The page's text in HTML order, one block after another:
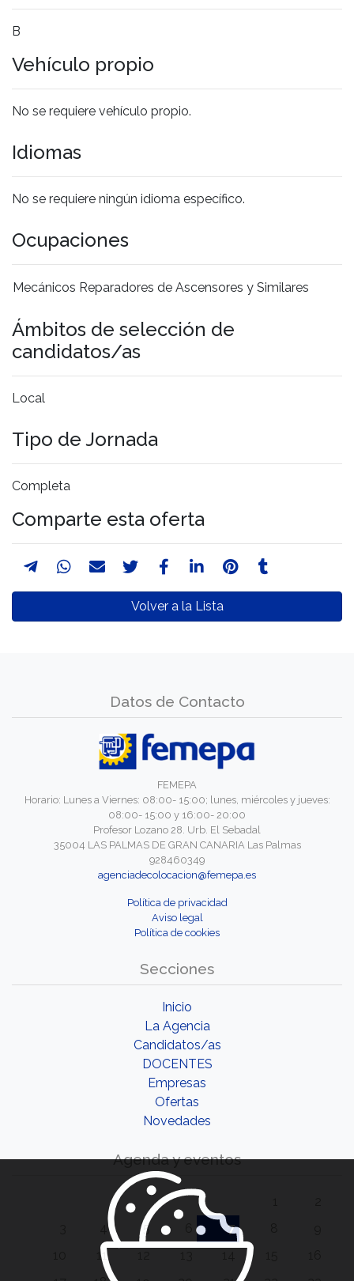
B
Vehículo propio
No se requiere vehículo propio.
Idiomas
No se requiere ningún idioma específico.
Ocupaciones
Mecánicos Reparadores de Ascensores y Similares
Ámbitos de selección de
candidatos/as
Local
Tipo de Jornada
Completa
Comparte esta oferta
Volver a la Lista
Datos de Contacto
FEMEPA
Horario: Lunes a Viernes: 08:00- 15:00; lunes, miércoles y jueves:
08:00- 15:00 y 16:00- 20:00
Profesor Lozano 28. Urb. El Sebadal
35004 LAS PALMAS DE GRAN CANARIA Las Palmas
928460349
agenciadecolocacion@femepa.es
Política de privacidad
Aviso legal
Política de cookies
Secciones
Inicio
La Agencia
Candidatos/as
DOCENTES
Empresas
Ofertas
Novedades
Agenda y eventos
5 7
11